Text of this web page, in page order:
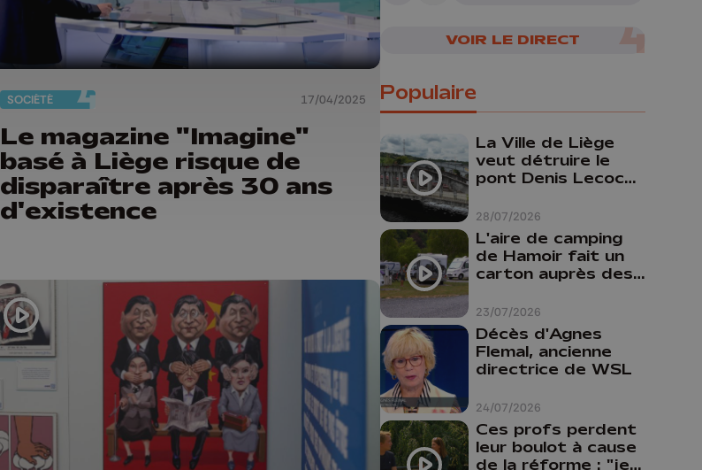
SOCIÉTÉ 17/04/2025
Le magazine "Imagine"
basé à Liège risque de
disparaître après 30 ans
d'existence
VOIR LE DIRECT
Populaire
28/07/2026
La Ville de Liège
veut détruire le
pont Denis Lecocq
budget pour le
faire
23/07/2026
L'aire de camping
de Hamoir fait un
carton auprès des
24/07/2026
Décès d'Agnes
Flemal, ancienne
directrice de WSL
Ces profs perdent
leur boulot à cause
de la réforme : "je